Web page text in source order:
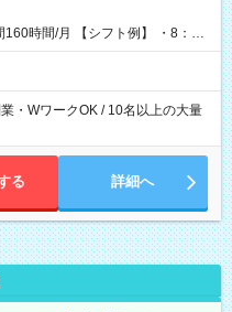
ト例】 ・8：00
・WワークOK / 10名以上の大量
る 詳細へ